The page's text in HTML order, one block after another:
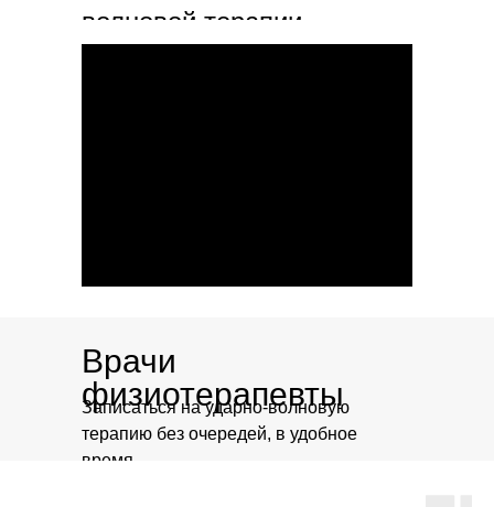
волновой терапии.
Записаться на ударно-волновую
терапию без очередей, в удобное
время
Врачи
физиотерапевты